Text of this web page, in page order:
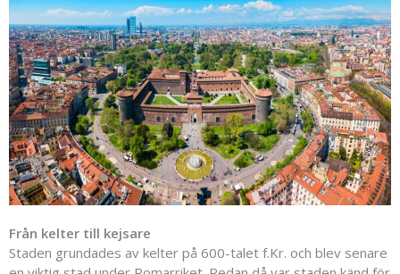
Från kelter till kejsare
Staden grundades av kelter på 600-talet f.Kr. och blev senare